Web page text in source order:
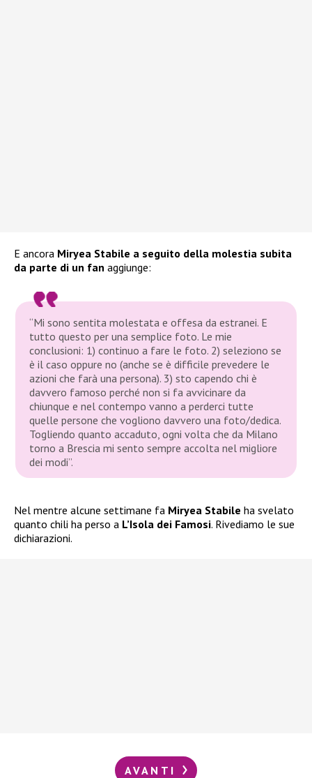
E ancora Miryea Stabile a seguito della molestia subita
da parte di un fan aggiunge:
“Mi sono sentita molestata e offesa da estranei. E
tutto questo per una semplice foto. Le mie
conclusioni: 1) continuo a fare le foto. 2) seleziono se
è il caso oppure no (anche se è difficile prevedere le
azioni che farà una persona). 3) sto capendo chi è
davvero famoso perché non si fa avvicinare da
chiunque e nel contempo vanno a perderci tutte
quelle persone che vogliono davvero una foto/dedica.
Togliendo quanto accaduto, ogni volta che da Milano
torno a Brescia mi sento sempre accolta nel migliore
dei modi”.
Nel mentre alcune settimane fa Miryea Stabile ha svelato
quanto chili ha perso a L’Isola dei Famosi. Rivediamo le sue
dichiarazioni.
AVANTI